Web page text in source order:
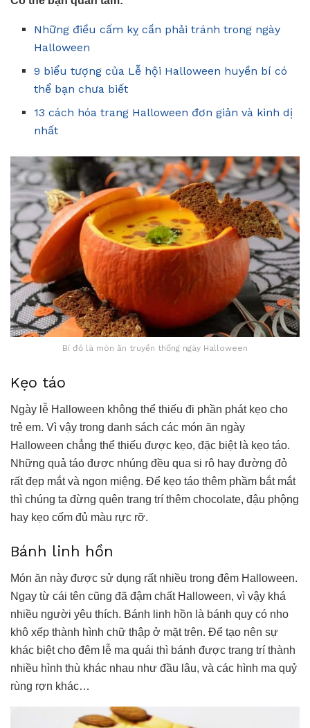
Những điều cấm kỵ cần phải tránh trong ngày
Halloween
9 biểu tượng của Lễ hội Halloween huyền bí có
thể bạn chưa biết
13 cách hóa trang Halloween đơn giản và kinh dị
nhất
Bí đỏ là món ăn truyền thống ngày Halloween
Kẹo táo
Ngày lễ Halloween không thể thiếu đi phần phát kẹo cho
trẻ em. Vì vậy trong danh sách các món ăn ngày
Halloween chẳng thể thiếu được kẹo, đặc biệt là kẹo táo.
Những quả táo được nhúng đều qua si rô hay đường đỏ
rất đẹp mắt và ngon miệng. Để kẹo táo thêm phầm bắt mắt
thì chúng ta đừng quên trang trí thêm chocolate, đậu phộng
hay kẹo cốm đủ màu rực rỡ.
Bánh linh hồn
Món ăn này được sử dụng rất nhiều trong đêm Halloween.
Ngay từ cái tên cũng đã đậm chất Halloween, vì vậy khá
nhiều người yêu thích. Bánh linh hồn là bánh quy có nho
khô xếp thành hình chữ thập ở mặt trên. Để tạo nên sự
khác biệt cho đêm lễ ma quái thì bánh được trang trí thành
nhiều hình thù khác nhau như đầu lâu, và các hình ma quỷ
rùng rợn khác…